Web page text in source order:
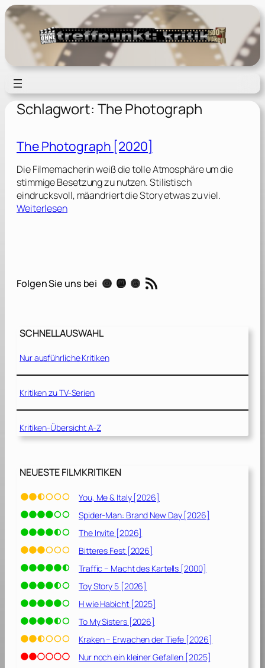
Zum
Inhalt
springen
Schlagwort: The Photograph
The Photograph [2020]
Die Filmemacherin weiß die tolle Atmosphäre um die
stimmige Besetzung zu nutzen. Stilistisch
eindrucksvoll, mäandriert die Story etwas zu viel.
Weiterlesen:
o
r
p
h
[
2
0
Folgen Sie uns bei Instagram Mastodon Threads RSS-Feed
SCHNELLAUSWAHL
Nur ausführliche Kritiken
Kritiken zu TV-Serien
Kritiken-Übersicht A-Z
NEUESTE FILMKRITIKEN
You, Me & Italy [2026]
Spider-Man: Brand New Day [2026]
The Invite [2026]
Bitteres Fest [2026]
Traffic – Macht des Kartells [2000]
Toy Story 5 [2026]
H wie Habicht [2025]
To My Sisters [2026]
Kraken – Erwachen der Tiefe [2026]
Nur noch ein kleiner Gefallen [2025]